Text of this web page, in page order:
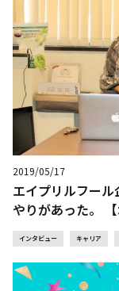
2019/05/17
エイプリルフー
やりがあった。
インタビュー キャリア